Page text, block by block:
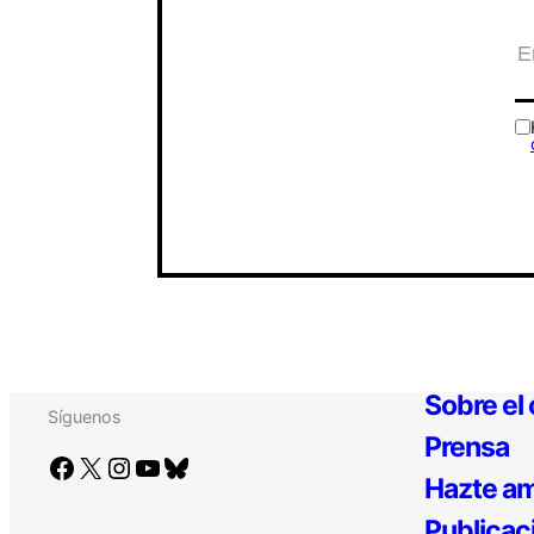
Síguenos
Facebook X Instagram YouTube Bluesky
Sobre el
Prensa
Hazte